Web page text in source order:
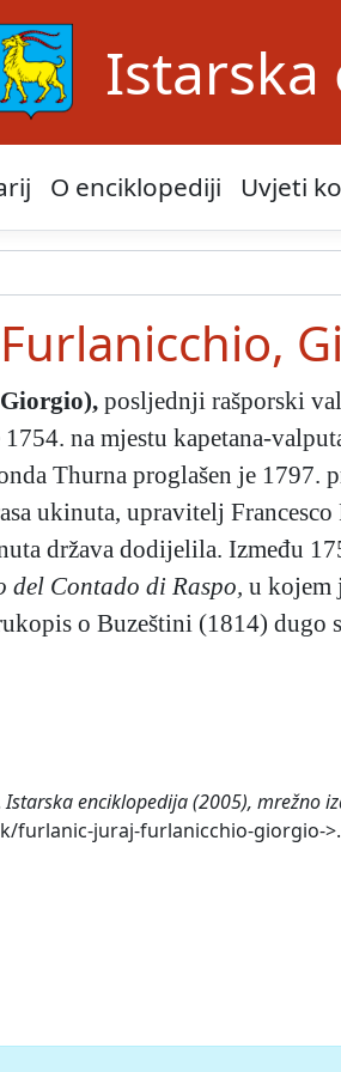
Istarska
O enciklopediji Uvjeti
, posljednji rašporski
na mjestu kapetana-
Thurna proglašen je
ukinuta, upravitelj
država dodijelila. Između
Contado di Raspo, u kojem
o Buzeštini (1814) dugo
Istarska enciklopedija (2005), mrežno
furlanic-juraj-furlanicchio-giorgio->.